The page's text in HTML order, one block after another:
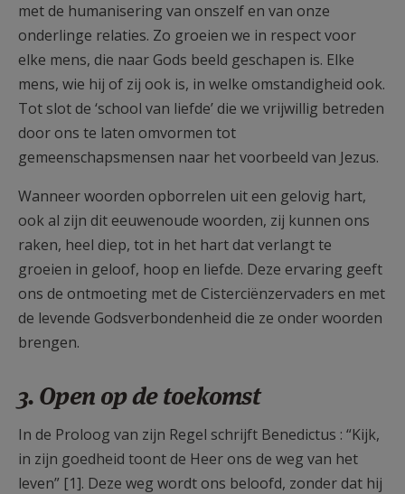
met de humanisering van onszelf en van onze
onderlinge relaties. Zo groeien we in respect voor
elke mens, die naar Gods beeld geschapen is. Elke
mens, wie hij of zij ook is, in welke omstandigheid ook.
Tot slot de ‘school van liefde’ die we vrijwillig betreden
door ons te laten omvormen tot
gemeenschapsmensen naar het voorbeeld van Jezus.
Wanneer woorden opborrelen uit een gelovig hart,
ook al zijn dit eeuwenoude woorden, zij kunnen ons
raken, heel diep, tot in het hart dat verlangt te
groeien in geloof, hoop en liefde. Deze ervaring geeft
ons de ontmoeting met de Cisterciënzervaders en met
de levende Godsverbondenheid die ze onder woorden
brengen.
3. Open op de toekomst
In de Proloog van zijn Regel schrijft Benedictus : “Kijk,
in zijn goedheid toont de Heer ons de weg van het
leven” [1]. Deze weg wordt ons beloofd, zonder dat hij